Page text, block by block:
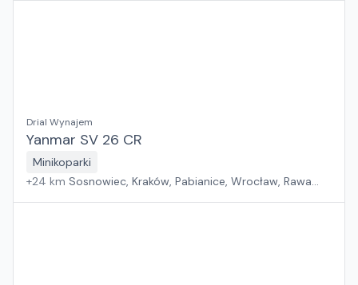
Drial Wynajem
Yanmar SV 26 CR
Minikoparki
+24 km Sosnowiec, Kraków, Pabianice, Wrocław, Rawa